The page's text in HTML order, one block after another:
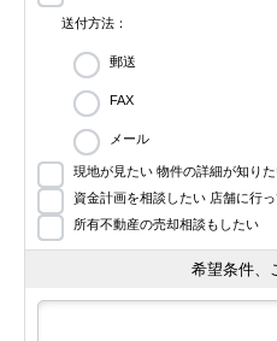
送付方法：
郵送
FAX
メール
現地が見たい 物件の詳細が知り
資金計画を相談したい 店舗に行
所有不動産の売却相談もしたい
希望条件、